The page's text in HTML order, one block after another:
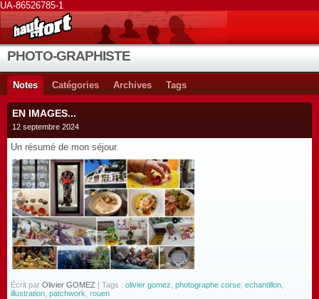
UA-86526785-1
PHOTO-GRAPHISTE
Notes Catégories Archives Tags
EN IMAGES...
12 septembre 2024
Un résumé de mon séjour.
Écrit par Olivier GOMEZ | Tags : olivier gomez photographe corse echantillon
illustration patchwork rouen